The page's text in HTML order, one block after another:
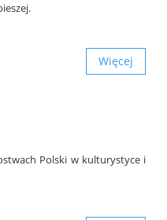
Więcej
Polski w kulturystyce i